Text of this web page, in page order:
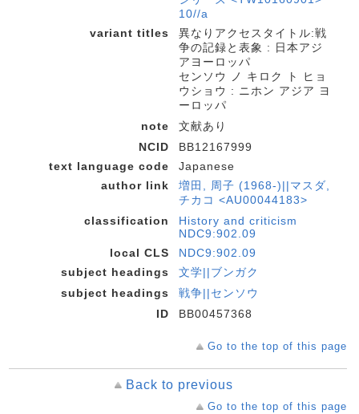
10//a
variant titles
異なりアクセスタイトル:戦
争の記録と表象 : 日本アジ
アヨーロッパ
センソウ ノ キロク ト ヒョ
ウショウ : ニホン アジア ヨ
ーロッパ
note
文献あり
NCID
BB12167999
text language code
Japanese
author link
増田, 周子 (1968-)||マスダ,
チカコ <AU00044183>
classification
History and criticism
NDC9:902.09
local CLS
NDC9:902.09
subject headings
文学||ブンガク
subject headings
戦争||センソウ
ID
BB00457368
Go to the top of this page
Back to previous
Go to the top of this page